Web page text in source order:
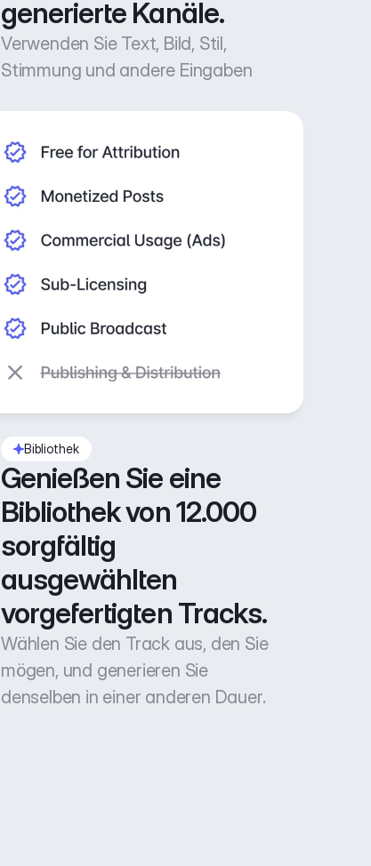
generierte Kanäle.
Verwenden Sie Text, Bild, Stil,
Stimmung und andere Eingaben
Bibliothek
Genießen Sie eine
Bibliothek von 12.000
sorgfältig
ausgewählten
vorgefertigten Tracks.
Wählen Sie den Track aus, den Sie
mögen, und generieren Sie
denselben in einer anderen Dauer.